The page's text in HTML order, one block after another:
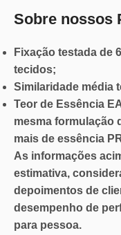
Sobre nossos
Fixação testada de
tecidos;
Similaridade média
Teor de Essência
mesma formulação
mais de essência
As informações
estimativa,
depoimentos de
desempenho de
para pessoa.